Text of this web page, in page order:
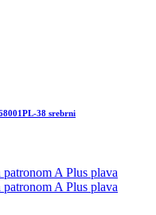
38 srebrni